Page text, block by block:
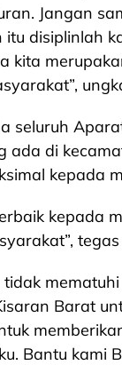
Jangan
disiplinlah
kita
seluruh
ada di
kepada
kepada
Barat
Bantu kami